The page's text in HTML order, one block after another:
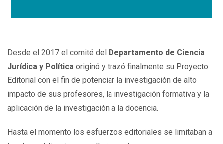
Desde el 2017 el comité del Departamento de Ciencia
Jurídica y Política originó y trazó finalmente su Proyecto
Editorial con el fin de potenciar la investigación de alto
impacto de sus profesores, la investigación formativa y la
aplicación de la investigación a la docencia.
Hasta el momento los esfuerzos editoriales se limitaban a